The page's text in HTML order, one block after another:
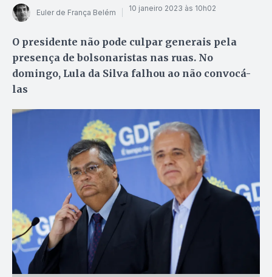
Euler de França Belém 10 janeiro 2023 às 10h02
O presidente não pode culpar generais pela
presença de bolsonaristas nas ruas. No
domingo, Lula da Silva falhou ao não convocá-
las